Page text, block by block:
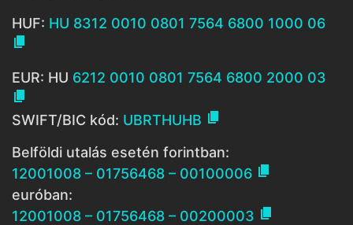
HUF: HU 8312 0010 0801 7564 6800 1000 06

EUR: HU 6212 0010 0801 7564 6800 2000 03

SWIFT/BIC kód: UBRTHUHB 
Belföldi utalás esetén forintban:
12001008 – 01756468 – 00100006 
euróban:
12001008 – 01756468 – 00200003 